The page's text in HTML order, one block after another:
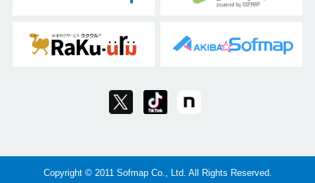
Copyright © 2011 Sofmap Co., Ltd. All Rights Reserved.